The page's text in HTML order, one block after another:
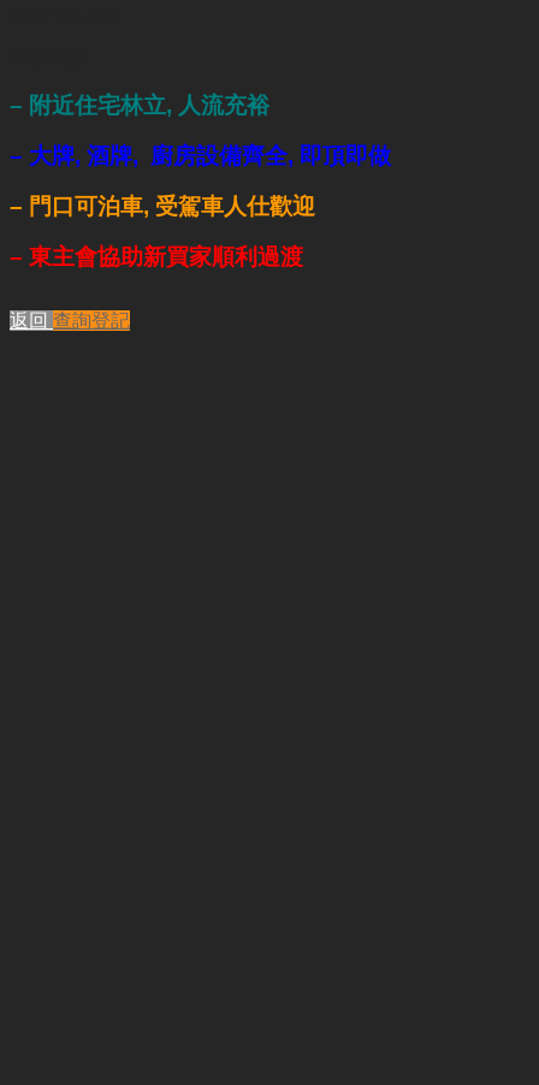
– 附近住宅林立, 人流充裕
– 大牌, 酒牌, 廚房設備齊全, 即頂即做
– 門口可泊車, 受駕車人仕歡迎
– 東主會協助新買家順利過渡
返回 查詢登記